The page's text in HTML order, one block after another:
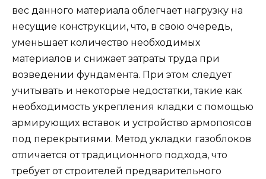
вес данного материала облегчает нагрузку на
несущие конструкции, что, в свою очередь,
уменьшает количество необходимых
материалов и снижает затраты труда при
возведении фундамента. При этом следует
учитывать и некоторые недостатки, такие как
необходимость укрепления кладки с помощью
армирующих вставок и устройство армопоясов
под перекрытиями. Метод укладки газоблоков
отличается от традиционного подхода, что
требует от строителей предварительного